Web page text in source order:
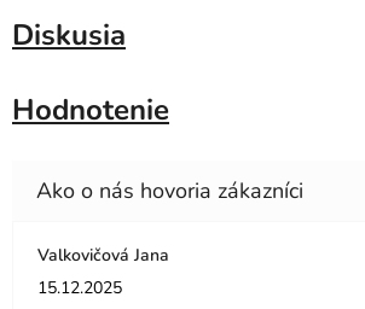
Diskusia
Hodnotenie
Valkovičová Jana
Hodnotenie obchodu je 5 z 5 hviezdičiek.
15.12.2025